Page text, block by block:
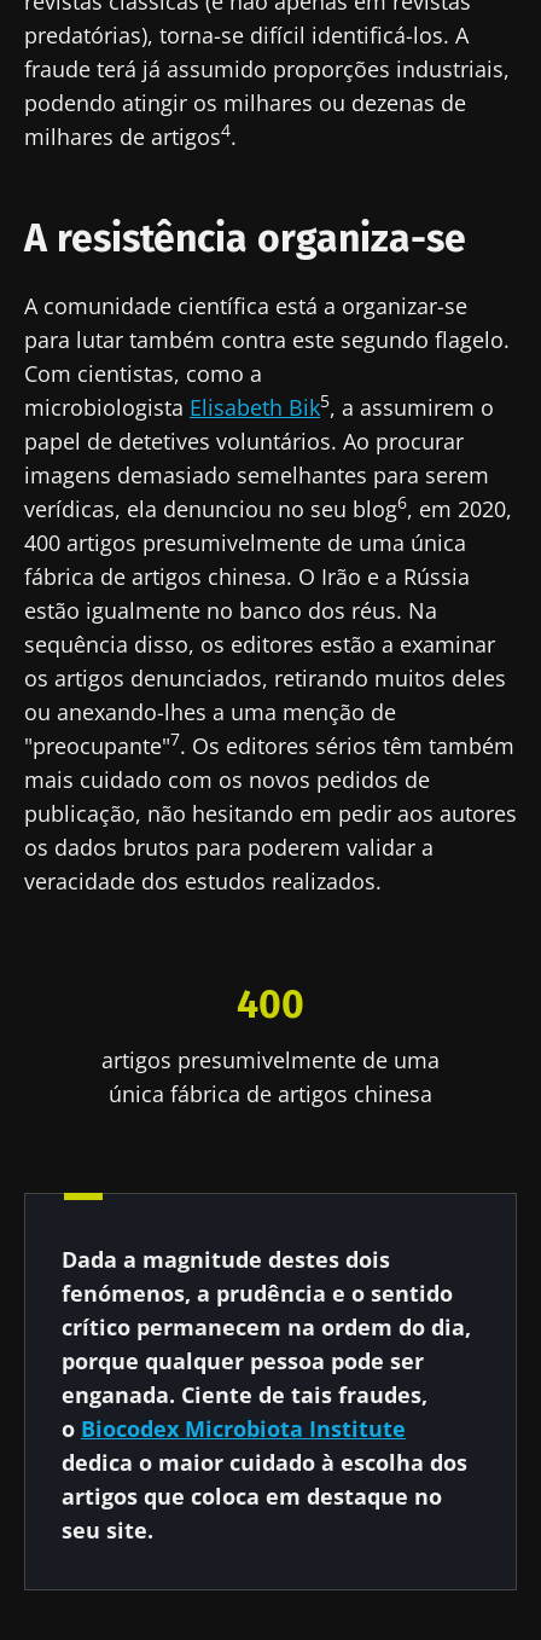
predatórias), torna-se difícil identificá-los. A
fraude terá já assumido proporções industriais,
podendo atingir os milhares ou dezenas de
milhares de artigos4.
A resistência organiza-se
A comunidade científica está a organizar-se
para lutar também contra este segundo flagelo.
Com cientistas, como a
microbiologista Elisabeth Bik5, a assumirem o
papel de detetives voluntários. Ao procurar
imagens demasiado semelhantes para serem
verídicas, ela denunciou no seu blog6, em 2020,
400 artigos presumivelmente de uma única
fábrica de artigos chinesa. O Irão e a Rússia
estão igualmente no banco dos réus. Na
sequência disso, os editores estão a examinar
os artigos denunciados, retirando muitos deles
ou anexando-lhes a uma menção de
"preocupante"7. Os editores sérios têm também
mais cuidado com os novos pedidos de
publicação, não hesitando em pedir aos autores
os dados brutos para poderem validar a
veracidade dos estudos realizados.
400
artigos presumivelmente de uma
única fábrica de artigos chinesa
Dada a magnitude destes dois
fenómenos, a prudência e o sentido
crítico permanecem na ordem do dia,
porque qualquer pessoa pode ser
enganada. Ciente de tais fraudes,
o Biocodex Microbiota Institute
dedica o maior cuidado à escolha dos
artigos que coloca em destaque no
seu site.
Redirecionamento
Você está prestes a ser redirecionado e
deixar nosso site
Ser redirecionado
Ficar no site do Biocodex Microbiota Institute
Mantenha-se
informado
Junte-se à comunidade de profissionais de
Magazine" para se manter atualizado com as
últimas notícias sobre a microbiota.
Gostaria de me inscrever para receber mais
informações sobre a Biocodex
Eu li e aceito ascondições gerais de utilização
e apolítica de privacidadedo Biocodex
Microbiota Institute.
* Campo obrigatório
BMI 20-35
condições gerais de utilização
e apolítica de privacidade
do Biocodex
Microbiota Institute.
* Campo obrigatório
BMI 20-35
Descubra
23/07/2026
O impacto
das
microbiotas
na saúde
16/07/2026
intratumoral
do cancro
colorretal: um
prognóstico
intestinal